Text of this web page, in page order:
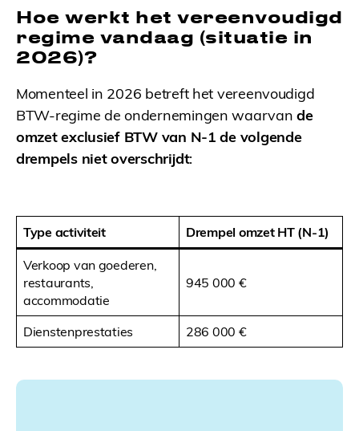
Hoe werkt het vereenvoudigd
regime vandaag (situatie in
2026)?
Momenteel in 2026 betreft het vereenvoudigd
BTW-regime de ondernemingen waarvande
omzet exclusief BTW van N-1 de volgende
drempels niet overschrijdt:
Type activiteit Drempel omzet HT (N-1)
Verkoop van goederen,
restaurants,
accommodatie
945 000 €
Dienstenprestaties 286 000 €